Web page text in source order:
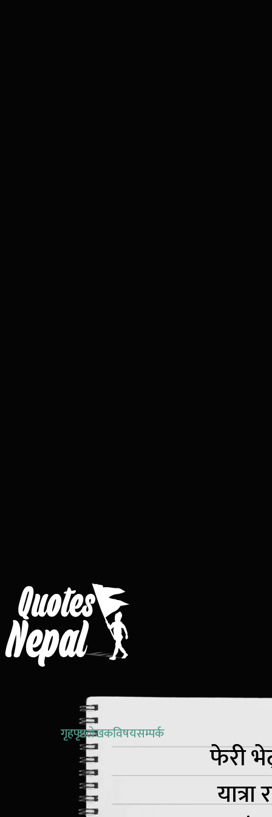
अज्ञात
विलियम सेक्सपियर
विन्स्टन चर्चिल
गृहपृष्ठलेखकविषयसम्पर्क
फेरी